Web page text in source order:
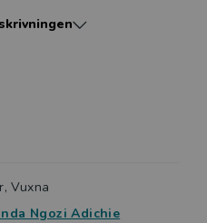
Boken skildrar krigets
Vuxna
Ngozi Adichie